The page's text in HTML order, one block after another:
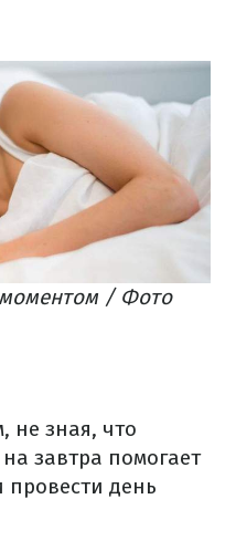
моментом / Фото
не зная, что
завтра помогает
провести день